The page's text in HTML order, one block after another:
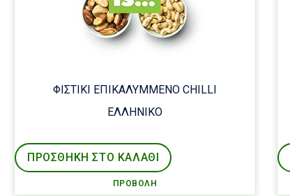
ΦΙΣΤΙΚΙ ΕΠΙΚΑΛΥΜΜΕΝΟ CHILLI
ΕΛΛΗΝΙΚΟ
ΠΡΟΒΟΛΉ
ΠΡΟΣΘΉΚΗ ΣΤΟ ΚΑΛΑΘΙ